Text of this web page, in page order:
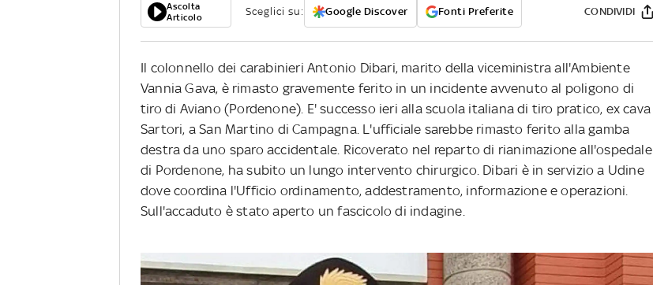
Ascolta
Articolo
Sceglici su: Google Discover Fonti Preferite CONDIVIDI
Il colonnello dei carabinieri Antonio Dibari, marito della viceministra all'Ambiente
Vannia Gava, è rimasto gravemente ferito in un incidente avvenuto al poligono di
tiro di Aviano (Pordenone). E' successo ieri alla scuola italiana di tiro pratico, ex cava
Sartori, a San Martino di Campagna. L'ufficiale sarebbe rimasto feritoalla gamba
destra da uno sparo accidentale. Ricoverato nel reparto di rianimazione all'ospedale
di Pordenone, ha subito un lungo intervento chirurgico. Dibari è in servizio a Udine
dove coordina l'Ufficio ordinamento, addestramento, informazione e operazioni.
Sull'accaduto è stato aperto un fascicolo di indagine.